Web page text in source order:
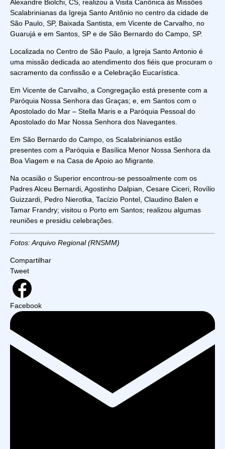
Alexandre Biolchi, CS, realizou a Visita Canônica às Missões
Scalabrinianas da Igreja Santo Antônio no centro da cidade de
São Paulo, SP, Baixada Santista, em Vicente de Carvalho, no
Guarujá e em Santos, SP e de São Bernardo do Campo, SP.
Localizada no Centro de São Paulo, a Igreja Santo Antonio é
uma missão dedicada ao atendimento dos fiéis que procuram o
sacramento da confissão e a Celebração Eucarística.
Em Vicente de Carvalho, a Congregação está presente com a
Paróquia Nossa Senhora das Graças; e, em Santos com o
Apostolado do Mar – Stella Maris e a Paróquia Pessoal do
Apostolado do Mar Nossa Senhora dos Navegantes.
Em São Bernardo do Campo, os Scalabrinianos estão
presentes com a Paróquia e Basílica Menor Nossa Senhora da
Boa Viagem e na Casa de Apoio ao Migrante.
Na ocasião o Superior encontrou-se pessoalmente com os
Padres Alceu Bernardi, Agostinho Dalpian, Cesare Ciceri, Rovílio
Guizzardi, Pedro Nierotka, Tacízio Pontel, Claudino Balen e
Tamar Frandry; visitou o Porto em Santos; realizou algumas
reuniões e presidiu celebrações.
Fotos: Arquivo Regional (RNSMM)
Compartilhar
Tweet
Facebook